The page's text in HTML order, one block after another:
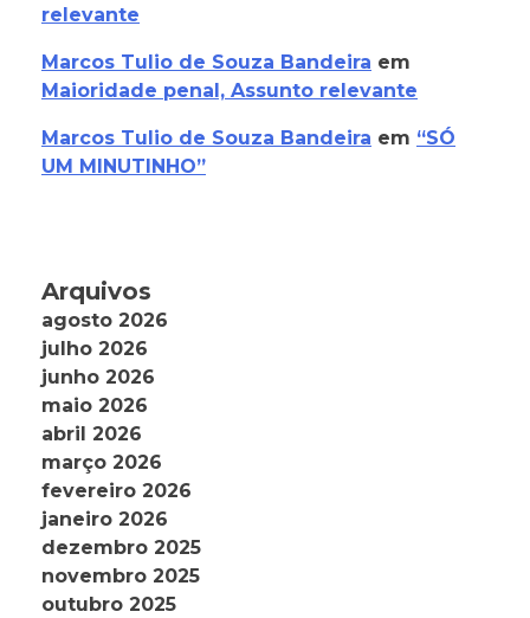
relevante
Marcos Tulio de Souza Bandeira em
Maioridade penal, Assunto relevante
Marcos Tulio de Souza Bandeira em “SÓ
UM MINUTINHO”
Arquivos
agosto 2026
julho 2026
junho 2026
maio 2026
abril 2026
março 2026
fevereiro 2026
janeiro 2026
dezembro 2025
novembro 2025
outubro 2025